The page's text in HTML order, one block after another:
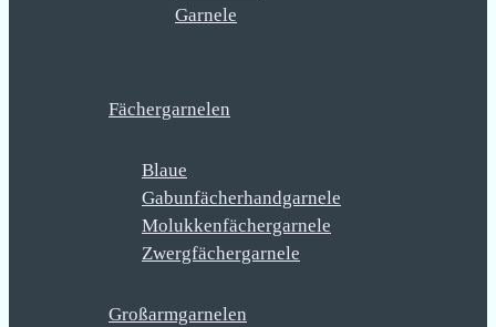
Garnele
Fächergarnelen
Blaue
Gabunfächerhandgarnele
Molukkenfächergarnele
Zwergfächergarnele
Großarmgarnelen